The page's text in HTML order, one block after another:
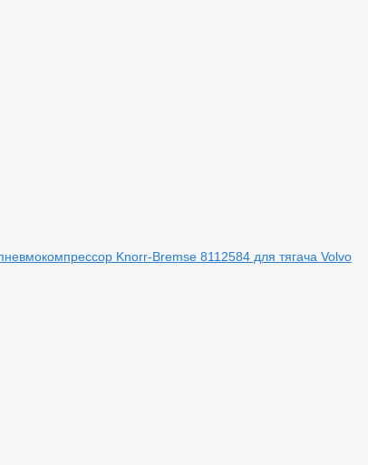
Knorr-Bremse 8112584 для тягача Volvo